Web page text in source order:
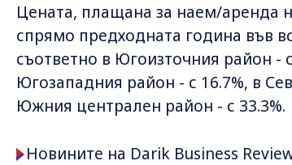
Цената, плащана за наем/аренда
спрямо предходната година във
съответно в Югоизточния район -
Югозападния район - с 16.7%, в
Южния централен район - с 33.3%.
Новините на Darik Business